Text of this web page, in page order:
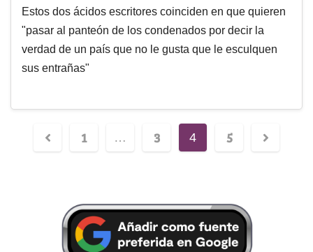
Estos dos ácidos escritores coinciden en que quieren
"pasar al panteón de los condenados por decir la
verdad de un país que no le gusta que le esculquen
sus entrañas"
1 … 3 4 5